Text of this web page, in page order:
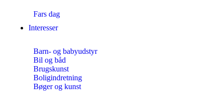
Fars dag
Interesser
Barn- og babyudstyr
Bil og båd
Brugskunst
Boligindretning
Bøger og kunst